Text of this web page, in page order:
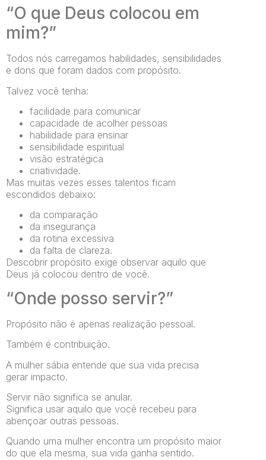
“O que Deus colocou em
mim?”
Todos nós carregamos habilidades, sensibilidades
e dons que foram dados com propósito.
Talvez você tenha:
facilidade para comunicar
capacidade de acolher pessoas
habilidade para ensinar
sensibilidade espiritual
visão estratégica
criatividade.
Mas muitas vezes esses talentos ficam
escondidos debaixo:
da comparação
da insegurança
da rotina excessiva
da falta de clareza.
Descobrir propósito exige observar aquilo que
Deus já colocou dentro de você.
“Onde posso servir?”
Propósito não é apenas realização pessoal.
Também é contribuição.
A mulher sábia entende que sua vida precisa
gerar impacto.
Servir não significa se anular.
Significa usar aquilo que você recebeu para
abençoar outras pessoas.
Quando uma mulher encontra um propósito maior
do que ela mesma, sua vida ganha sentido.